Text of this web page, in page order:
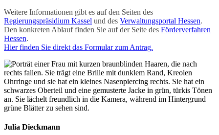
Weitere Informationen gibt es auf den Seiten des
Regierungspräsidium Kassel und des Verwaltungsportal Hessen.
Den konkreten Ablauf finden Sie auf der Seite des Förderverfahren
Hessen.
Hier finden Sie direkt das Formular zum Antrag.
Julia Dieckmann